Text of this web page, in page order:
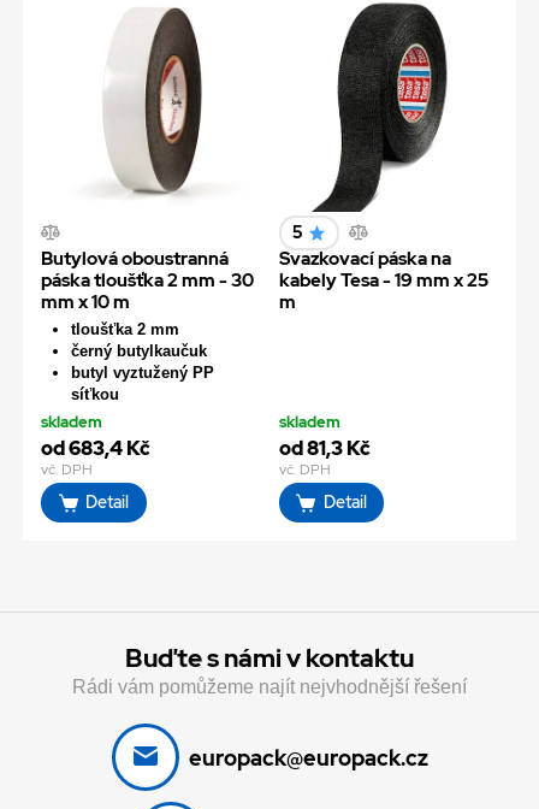
Butylová oboustranná
páska tloušťka 2 mm - 30
mm x 10 m
tloušťka 2 mm
černý butylkaučuk
butyl vyztužený PP
síťkou
skladem
od 683,4 Kč
vč. DPH
Detail
5
Svazkovací páska na
kabely Tesa - 19 mm x 25
m
skladem
od 81,3 Kč
vč. DPH
Detail
Buďte s námi v kontaktu
Rádi vám pomůžeme najít nejvhodnější řešení
europack@europack.cz